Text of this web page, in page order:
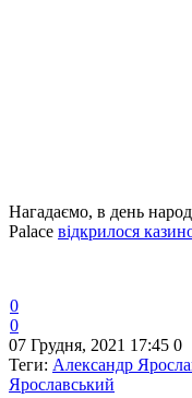
Нагадаємо, в день
Palace відкрилося
0
0
07 Грудня, 2021 17:45 0
Теги: Александр
Ярославський